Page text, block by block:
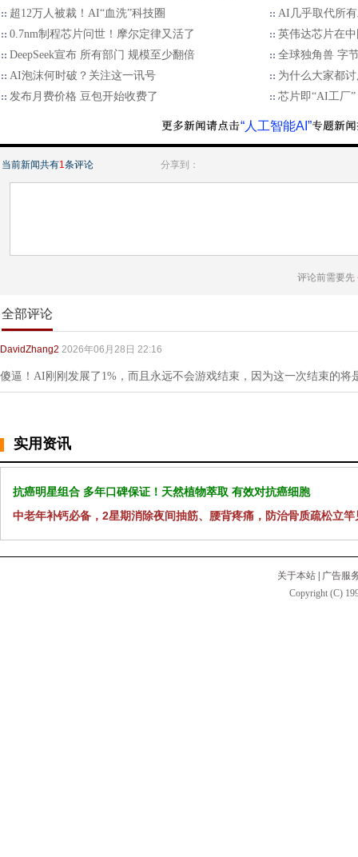
超12万人被裁！AI“血洗”科技圈
AI几乎取代所
0.7nm制程芯片问世！摩尔定律又活了
英伟达芯片在
DeepSeek宣布 所有部门 规模至少翻倍
全球独角兽 字
AI泡沫何时破？关注这一讯号
为什么大家都
发布月费价格 豆包开始收费了
芯片即“AI工厂
“人工智能AI”
当前新闻共有1条评论 分享到：
评论前需要先
全部评论
DavidZhang2 2026年06月28日 22:16
傻逼！AI刚刚发展了1%，而且永远不会游戏结束，因为这一次结束的将
实用资讯
抗癌明星组合 多年口碑保证！天然植物萃取 有效对抗癌细胞
中老年补钙必备，2星期消除夜间抽筋、腰背疼痛，防治骨质疏松立竿
关于本站
广告服
Copyright (C)